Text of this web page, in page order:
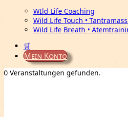
WIld Life Coaching
Wild Life Touch •
Wild Life Breath •
🛒
Mein Konto
0 Veranstaltungen gefunden.